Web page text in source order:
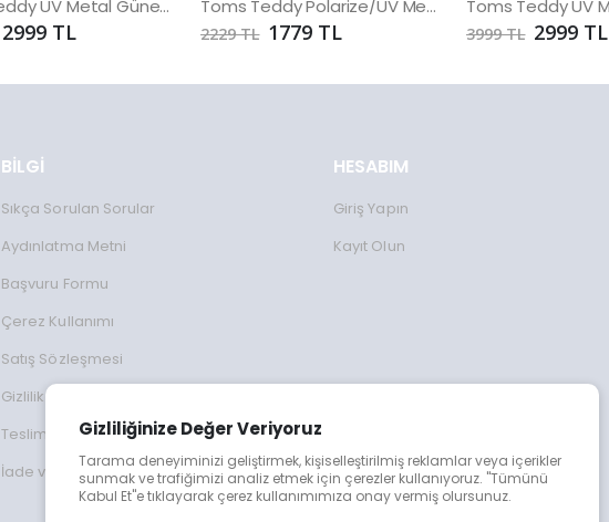
Gizliliğinize Değer Veriyoruz
Tarama deneyiminizi geliştirmek, kişiselleştirilmiş reklamlar veya içerikler
sunmak ve trafiğimizi analiz etmek için çerezler kullanıyoruz. "Tümünü
Kabul Et"e tıklayarak çerez kullanımımıza onay vermiş olursunuz.
Toms Teddy UV Metal Güneş Gözlüğü
2999 TL
Toms Teddy Polarize/UV Metal Güneş Gözlüğü
2229 TL 1779 TL 3999 TL 2999 TL
BİLGİ
Sıkça Sorulan Sorular
Aydınlatma Metni
Başvuru Formu
Çerez Kullanımı
Satış Sözleşmesi
Gizlilik Koşulları
Teslimat Bilgileri
İade ve Değişim
HESABIM
Giriş Yapın
Kayıt Olun